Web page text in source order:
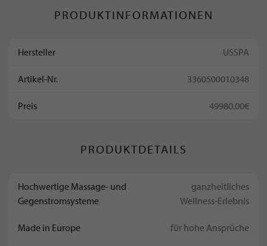
PRODUKTINFORMATIONEN
Hersteller USSPA
Artikel-Nr. 3360500010348
Preis 49980.00€
PRODUKTDETAILS
Hochwertige Massage- und
Gegenstromsysteme
ganzheitliches
Wellness-Erlebnis
Made in Europe für hohe Ansprüche